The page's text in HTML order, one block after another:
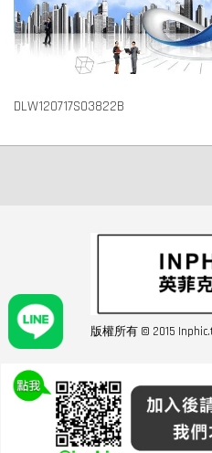
DLW120717S03822B
版權所有 © 2015
友站連結
聯絡我們 02-28852016 如遇商